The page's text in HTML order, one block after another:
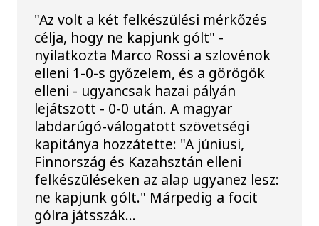
"Az volt a két felkészülési mérkőzés
célja, hogy ne kapjunk gólt" -
nyilatkozta Marco Rossi a szlovénok
elleni 1-0-s győzelem, és a görögök
elleni - ugyancsak hazai pályán
lejátszott - 0-0 után. A magyar
labdarúgó-válogatott szövetségi
kapitánya hozzátette: "A júniusi,
Finnország és Kazahsztán elleni
felkészüléseken az alap ugyanez lesz:
ne kapjunk gólt." Márpedig a focit
gólra játsszák...